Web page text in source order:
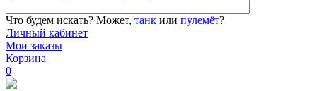
Что будем искать? Может, танк или пулемёт?
Личный кабинет
Мои заказы
Корзина
0